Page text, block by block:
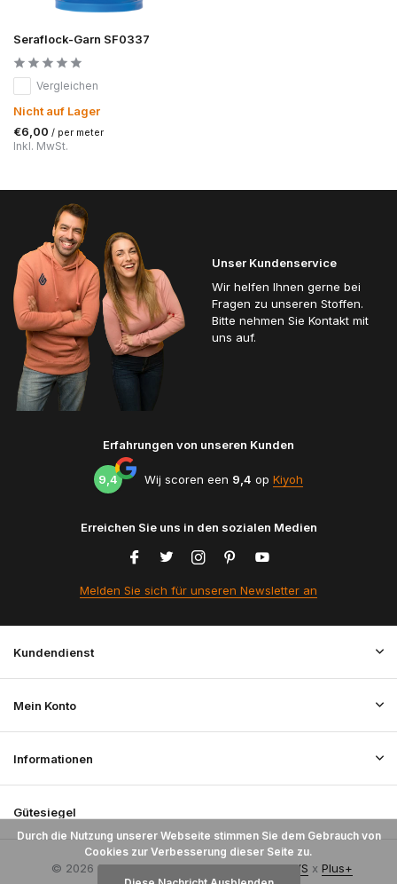
Seraflock-Garn SF0337
Vergleichen
Nicht auf Lager
€6,00 / per meter
Inkl. MwSt.
Unser Kundenservice
Wir helfen Ihnen gerne bei
Fragen zu unseren Stoffen.
Bitte nehmen Sie Kontakt mit
uns auf.
Erfahrungen von unseren Kunden
9,4 Wij scoren een 9,4 op Kiyoh
Erreichen Sie uns in den sozialen Medien
Melden Sie sich für unseren Newsletter an
Kundendienst
Mein Konto
Informationen
Gütesiegel
© 2026 StoffenBestellen.nl - Theme ByDMWS x Plus+
Durch die Nutzung unserer Webseite stimmen Sie dem Gebrauch von
Cookies zur Verbesserung dieser Seite zu.